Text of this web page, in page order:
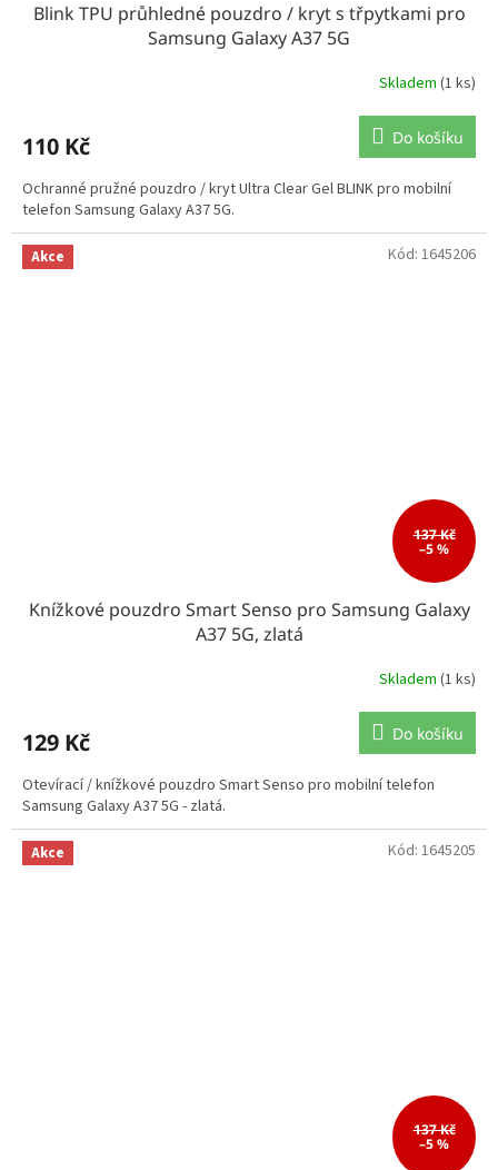
Blink TPU průhledné pouzdro / kryt s třpytkami pro
Samsung Galaxy A37 5G
Skladem (1 ks)
110 Kč Do košíku
Ochranné pružné pouzdro / kryt Ultra Clear Gel BLINK pro mobilní
telefon Samsung Galaxy A37 5G.
Akce
137 Kč
–5 %
Knížkové pouzdro Smart Senso pro Samsung Galaxy
A37 5G, zlatá
Skladem (1 ks)
129 Kč Do košíku
Otevírací / knížkové pouzdro Smart Senso pro mobilní telefon
Samsung Galaxy A37 5G - zlatá.
Kód: 1645206
Akce
137 Kč
–5 %
Kód: 1645205